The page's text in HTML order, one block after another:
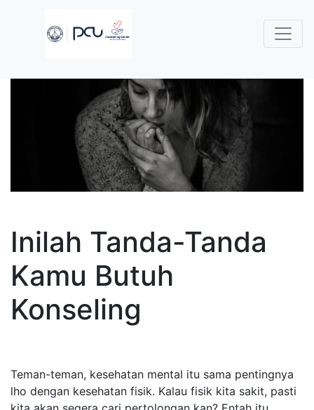
Inilah Tanda-Tanda
Kamu Butuh
Konseling
Teman-teman, kesehatan mental itu sama pentingnya
lho dengan kesehatan fisik. Kalau fisik kita sakit, pasti